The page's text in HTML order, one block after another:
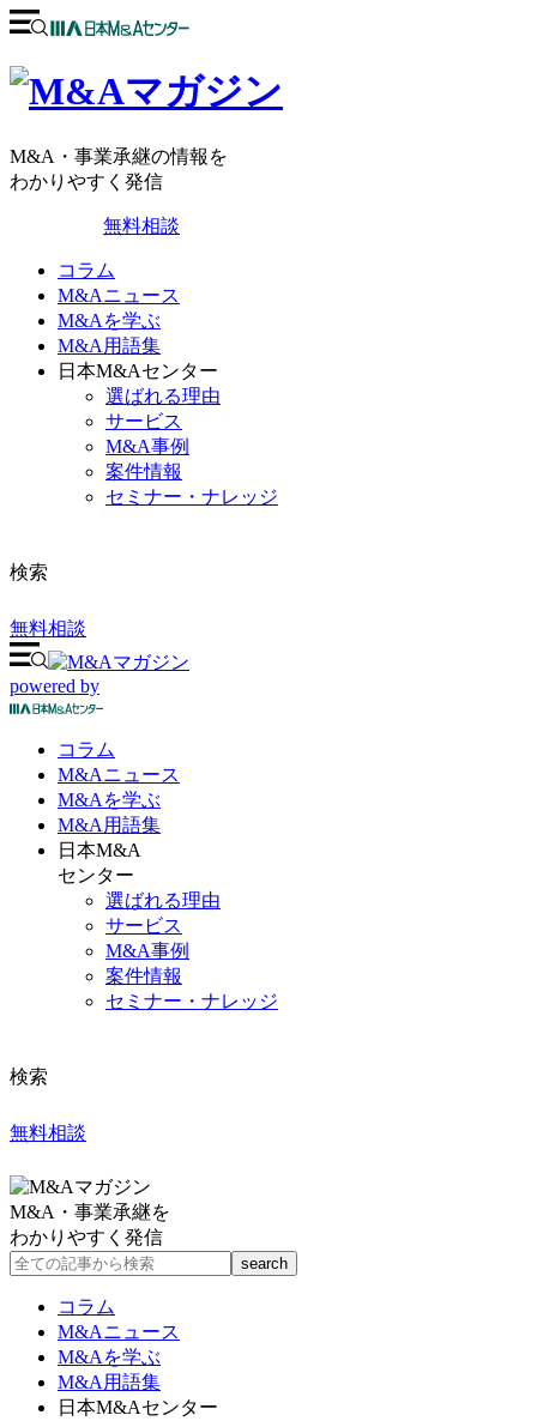
M&A・事業承継の情報を
わかりやすく発信
無料相談
コラム
M&Aニュース
M&Aを学ぶ
M&A用語集
日本M&Aセンター
選ばれる理由
サービス
M&A事例
案件情報
セミナー・ナレッジ
検索
無料相談
powered by
コラム
M&Aニュース
M&Aを学ぶ
M&A 用語集
日本M&A
センター
選ばれる理由
サービス
M&A事例
案件情報
セミナー・ナレッジ
検索
無料相談
M&A・事業承継を
わかりやすく発信
コラム
M&Aニュース
M&Aを学ぶ
M&A用語集
日本M&Aセンター